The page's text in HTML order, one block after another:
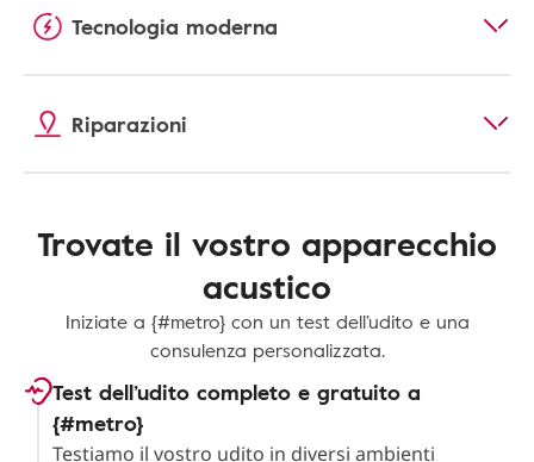
Tecnologia moderna
Riparazioni
Trovate il vostro apparecchio
acustico
Iniziate a {#metro} con un test dell’udito e una
consulenza personalizzata.
Test dell’udito completo e gratuito a
{#metro}
Testiamo il vostro udito in diversi ambienti